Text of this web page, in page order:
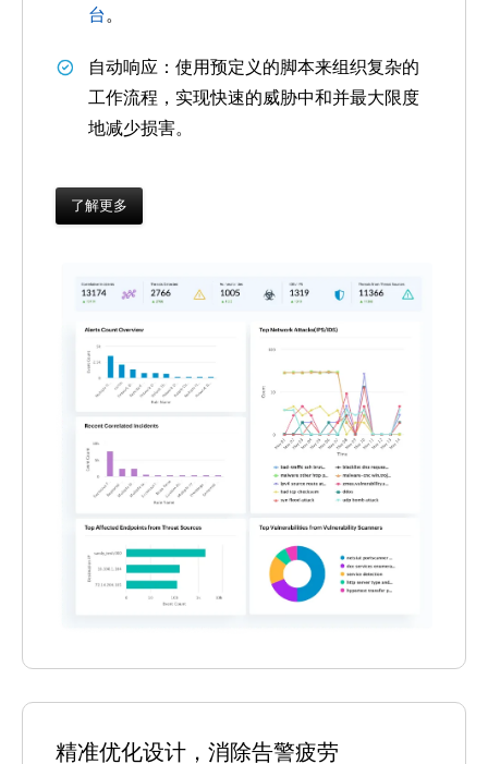
台。
自动响应： 使用预定义的脚本来组织复杂的
工作流程，实现快速的威胁中和并最大限度
地减少损害。
了解更多
精准优化设计，消除告警疲劳